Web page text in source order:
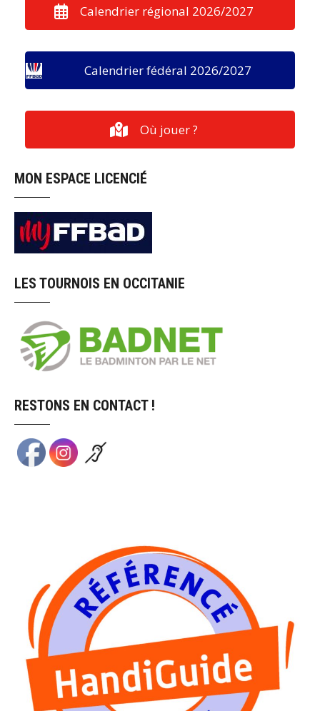
Calendrier régional 2026/2027
Calendrier fédéral 2026/2027
Où jouer ?
MON ESPACE LICENCIÉ
LES TOURNOIS EN OCCITANIE
RESTONS EN CONTACT !